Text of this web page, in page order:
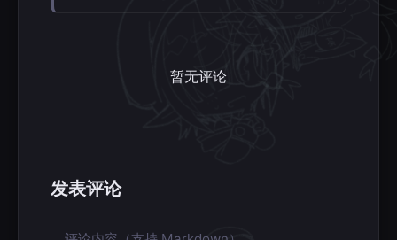
暂无评论
发表评论
评论内容